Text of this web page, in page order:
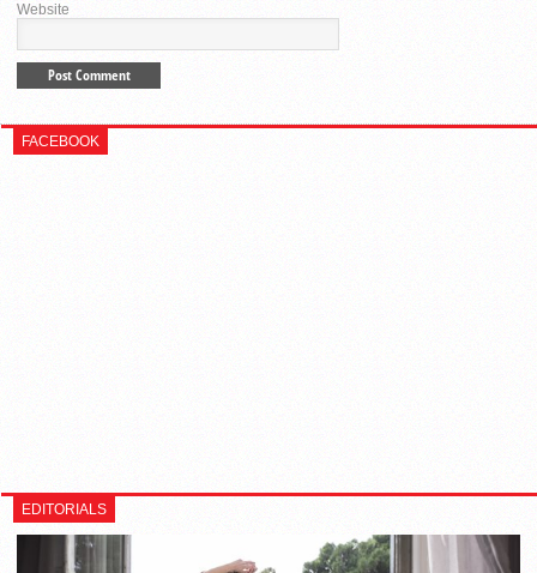
Website
FACEBOOK
EDITORIALS